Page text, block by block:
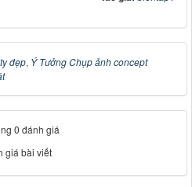
đẹp, Ý Tưởng Chụp ảnh concept
0 đánh giá
giá bài viết